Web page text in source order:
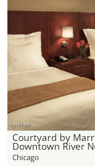
hotel.de
Courtyard by
Downtown River
Chicago